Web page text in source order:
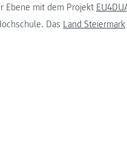
Ebene mit dem Projekt
Das Land Steiermark